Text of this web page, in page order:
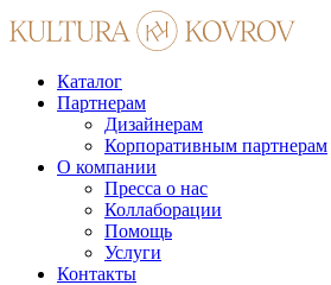
Каталог
Партнерам
Дизайнерам
Корпоративным партнерам
О компании
Пресса о нас
Коллаборации
Помощь
Услуги
Контакты